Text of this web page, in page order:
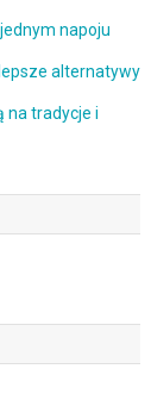
napoju
alternatywy
na tradycje i